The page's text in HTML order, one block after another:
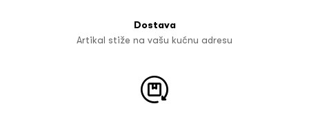
Dostava
Artikal stiže na vašu kućnu adresu